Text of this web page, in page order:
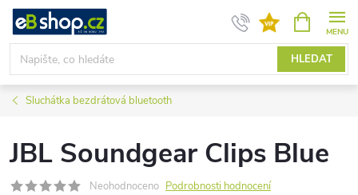
Přejít
obsah
HLEDAT
NÁKUPNÍ
KOŠÍK
Sluchátka bezdrátová bluetooth
JBL Soundgear Clips Blue
Neohodnoceno Podrobnosti hodnocení